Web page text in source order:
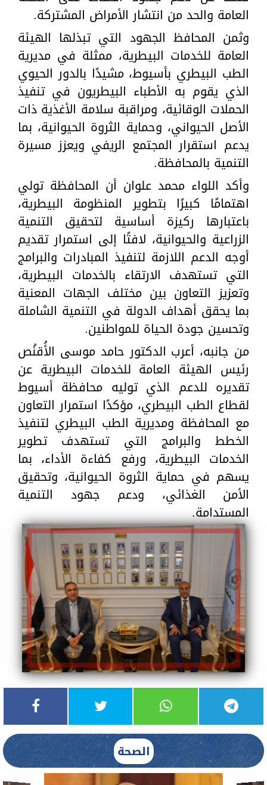
العامة والحد من انتشار الأمراض المشتركة.
وثمن المحافظ الجهود التي تبذلها الهيئة
العامة للخدمات البيطرية، ممثلة في مديرية
الطب البيطري بأسيوط، مشيدًا بالدور الحيوي
الذي يقوم به الأطباء البيطريون في تنفيذ
الحملات الوقائية، ومراقبة سلامة الأغذية ذات
الأصل الحيواني، وحماية الثروة الحيوانية، بما
يدعم استقرار المجتمع الريفي ويعزز مسيرة
التنمية بالمحافظة.
وأكد اللواء محمد علوان أن المحافظة تولي
اهتمامًا كبيرًا بتطوير المنظومة البيطرية،
باعتبارها ركيزة أساسية لتحقيق التنمية
الزراعية والحيوانية، لافتًا إلى استمرار تقديم
أوجه الدعم اللازمة لتنفيذ المبادرات والبرامج
التي تستهدف الارتقاء بالخدمات البيطرية،
وتعزيز التعاون بين مختلف الجهات المعنية
بما يحقق أهداف الدولة في التنمية الشاملة
وتحسين جودة الحياة للمواطنين.
من جانبه، أعرب الدكتور حامد موسى الأُقنُص
رئيس الهيئة العامة للخدمات البيطرية عن
تقديره للدعم الذي توليه محافظة أسيوط
لقطاع الطب البيطري، مؤكدًا استمرار التعاون
مع المحافظة ومديرية الطب البيطري لتنفيذ
الخطط والبرامج التي تستهدف تطوير
الخدمات البيطرية، ورفع كفاءة الأداء، بما
يسهم في حماية الثروة الحيوانية، وتحقيق
الأمن الغذائي، ودعم جهود التنمية
المستدامة.
الصحة